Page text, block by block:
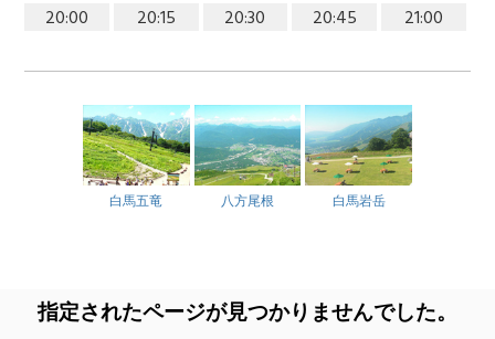
20:00
20:15 20:30 20:45 21:00
白馬五竜 八方尾根 白馬岩岳